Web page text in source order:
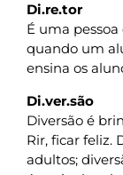
Di.re.tor
É uma
quando um
ensina os
Di.ver.são
Diversão é
Rir, ficar feliz.
adultos;